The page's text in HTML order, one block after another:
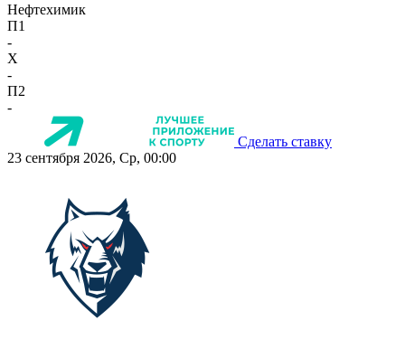
Нефтехимик
П1
-
X
-
П2
-
Сделать ставку
23 сентября 2026, Ср, 00:00